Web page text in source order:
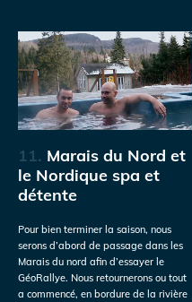
11. Marais du Nord et
le Nordique spa et
détente
Pour bien terminer la saison, nous
serons d’abord de passage dans les
Marais du nord afin d’essayer le
GéoRallye. Nous retournerons ou tout
a commencé, en bordure de la rivière